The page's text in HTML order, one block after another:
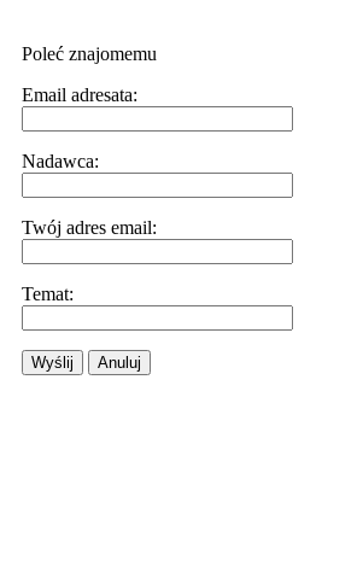
Poleć znajomemu
Email adresata:
Nadawca:
Twój adres email:
Temat:
Wyślij Anuluj